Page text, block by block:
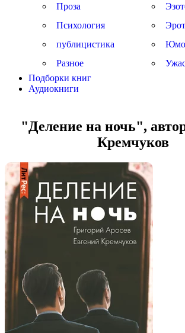
Проза
Психология
публицистика
Разное
Подборки книг
Аудиокниги
"Деление на ночь",
Кремчуков